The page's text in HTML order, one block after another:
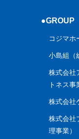
●GROUP
コジマホ
小島組（
株式会社
トネス事
株式会社
株式会社
理事業）